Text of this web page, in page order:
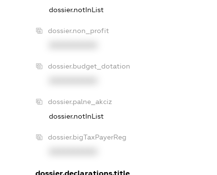
dossier.notInList
dossier.non_profit
dossier.budget_dotation
dossier.palne_akciz
dossier.notInList
dossier.bigTaxPayerReg